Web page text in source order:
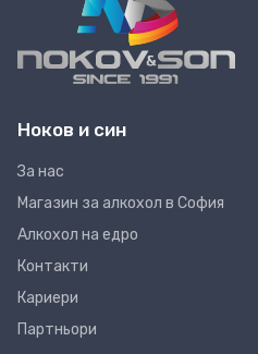
Ноков и син
За нас
Магазин за алкохол в София
Алкохол на едро
Контакти
Кариери
Партньори